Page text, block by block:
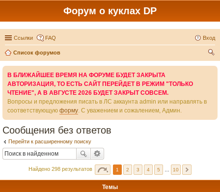
Форум о куклах DP
Ссылки FAQ Вход
Список форумов
В БЛИЖАЙШЕЕ ВРЕМЯ НА ФОРУМЕ БУДЕТ ЗАКРЫТА
АВТОРИЗАЦИЯ, ТО ЕСТЬ САЙТ ПЕРЕЙДЕТ В РЕЖИМ "ТОЛЬКО
ЧТЕНИЕ", А В АВГУСТЕ 2026 БУДЕТ ЗАКРЫТ СОВСЕМ.
Вопросы и предложения писать в ЛС аккаунта admin или направлять в
соответствующую форму. С уважением и сожалением, Админ.
Сообщения без ответов
Перейти к расширенному поиску
Найдено 298 результатов 1 2 3 4 5 10
Темы